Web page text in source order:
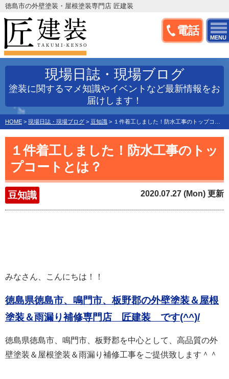
電話
MENU
徳島市の外壁塗装・屋根塗装専門店 匠建装
現場日誌・現場ブログ
塗装に関するマメ知識やイベントなど最新情報をお
届けします！
HOME > 現場日誌・現場ブログ > 豆知識 > １件着工しました！防水工事のトップコートとは？
１件着工しました！防水工事のトッ
プコートとは？
豆知識 2020.07.27 (Mon) 更新
みなさん、こんにちは！！
徳島県徳島市、鳴門市、板野郡の外壁塗装＆屋根
塗装＆雨漏り補修専門店 匠建装 です(^^)/
徳島県徳島市、鳴門市、板野郡を中心として、高品質の外
壁塗装＆屋根塗装＆雨漏り補修工事をご提供致します＾＾